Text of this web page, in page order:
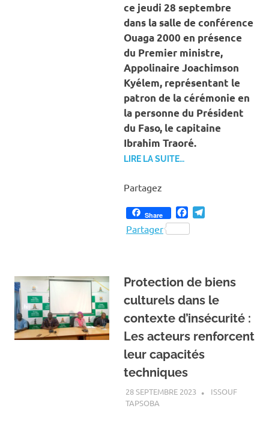
ce jeudi 28 septembre
dans la salle de conférence
Ouaga 2000 en présence
du Premier ministre,
Appolinaire Joachimson
Kyélem, représentant le
patron de la cérémonie en
la personne du Président
du Faso, le capitaine
Ibrahim Traoré.
LIRE LA SUITE…
Partagez
Share Facebook
Partager
Protection de biens
culturels dans le
contexte d’insécurité :
Les acteurs renforcent
leur capacités
techniques
28 SEPTEMBRE 2023
ISSOUF
TAPSOBA